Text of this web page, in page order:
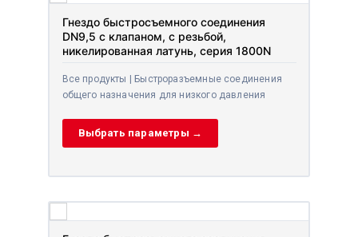
Гнездо быстросъемного соединения
DN9,5 с клапаном, с резьбой,
никелированная латунь, серия 1800N
Все продукты | Быстроразъемные соединения
общего назначения для низкого давления
Выбрать параметры →